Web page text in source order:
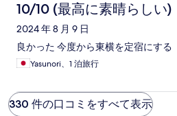
10/10 (最高に素晴らしい)
2024 年 8 月 9 日
良かった 今度から東横を定宿にする
Yasunori、1 泊旅行
330 件の口コミをすべて表示